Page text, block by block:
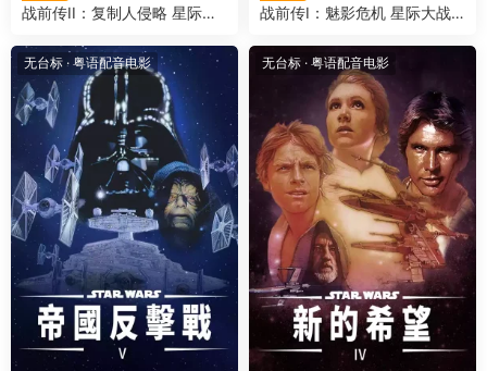
战前传II：复制人侵略 星际大
球大战前传2：克隆人的进攻 S
tar Wars: Episode II - Attack
of the Clones
战前传I：魅影危机 星际大战
传1：幽灵的威胁 Star Wars: E
pisode I - The Phantom Men
无台标 · 粤语配音电影 无台标 · 粤语配音电影